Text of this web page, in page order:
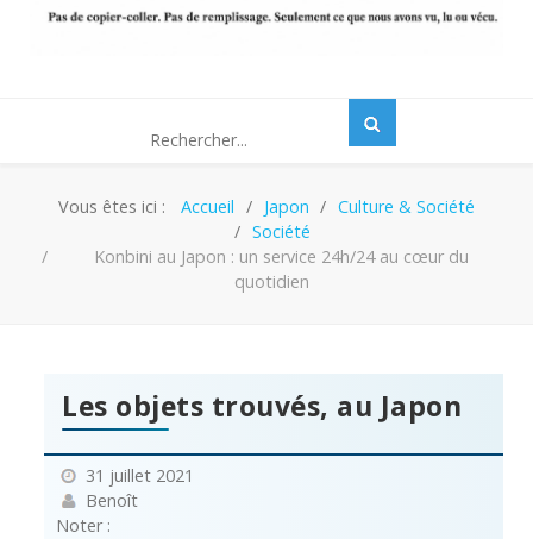
Vous êtes ici : Accueil Japon
Culture & Société
Société
Konbini au Japon : un service 24h/24 au cœur du
quotidien
Les objets trouvés, au Japon
31 juillet 2021
Benoît
Noter :